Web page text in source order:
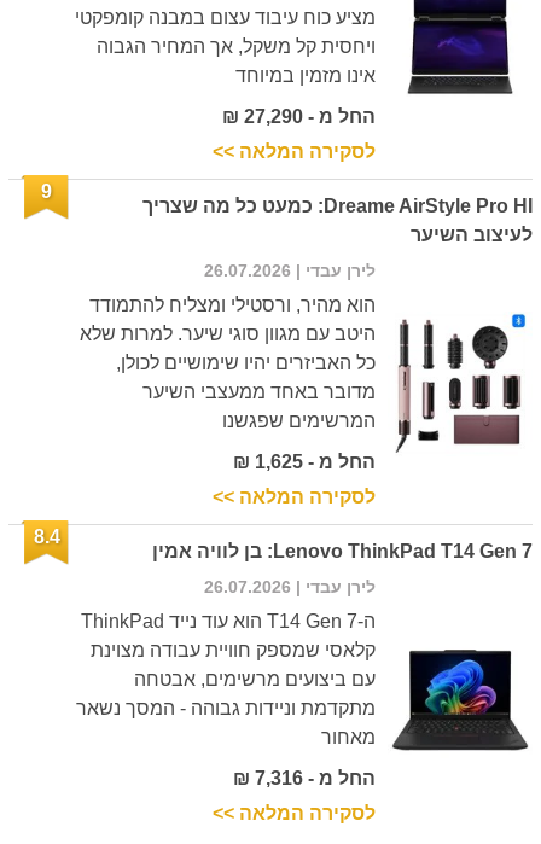
מציע כוח עיבוד עצום במבנה קומפקטי
ויחסית קל משקל, אך המחיר הגבוה
אינו מזמין במיוחד
החל מ - 27,290 ₪
לסקירה המלאה >>
Dreame AirStyle Pro HI: כמעט כל מה שצריך
לעיצוב השיער
9
לירן עבדי | 26.07.2026
הוא מהיר, ורסטילי ומצליח להתמודד
היטב עם מגוון סוגי שיער. למרות שלא
כל האביזרים יהיו שימושיים לכולן,
מדובר באחד ממעצבי השיער
המרשימים שפגשנו
החל מ - 1,625 ₪
לסקירה המלאה >>
Lenovo ThinkPad T14 Gen 7: בן לוויה אמין
8.4
לירן עבדי | 26.07.2026
ה-T14 Gen 7 הוא עוד נייד ThinkPad
קלאסי שמספק חוויית עבודה מצוינת
עם ביצועים מרשימים, אבטחה
מתקדמת וניידות גבוהה - המסך נשאר
מאחור
החל מ - 7,316 ₪
לסקירה המלאה >>